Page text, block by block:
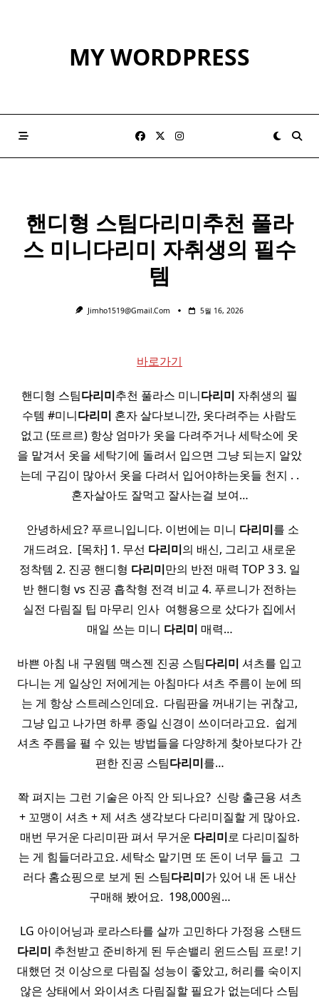
MY WORDPRESS
핸디형 스팀다리미추천 풀라
스 미니다리미 자취생의 필수
템
Jimho1519@gmail.com 5월 16, 2026
바로가기
핸디형 스팀다리미추천 풀라스 미니다리미 자취생의 필
수템 #미니다리미 혼자 살다보니깐, 옷다려주는 사람도
없고 (또르르) 항상 엄마가 옷을 다려주거나 세탁소에 옷
을 맡겨서 옷을 세탁기에 돌려서 입으면 그냥 되는지 알았
는데 구김이 많아서 옷을 다려서 입어야하는옷들 천지 . .
혼자살아도 잘먹고 잘사는걸 보여…
​ ​ 안녕하세요? 푸르니입니다. 이번에는 미니 다리미를 소
개드려요. ​ [목차] 1. 무선 다리미의 배신, 그리고 새로운
정착템 2. 진공 핸디형 다리미만의 반전 매력 TOP 3 3. 일
반 핸디형 vs 진공 흡착형 전격 비교 4. 푸르니가 전하는
실전 다림질 팁 마무리 인사 ​ 여행용으로 샀다가 집에서
매일 쓰는 미니 다리미 매력…
바쁜 아침 내 구원템 맥스젠 진공 스팀다리미 셔츠를 입고
다니는 게 일상인 저에게는 아침마다 셔츠 주름이 눈에 띄
는 게 항상 스트레스인데요. ​ 다림판을 꺼내기는 귀찮고,
그냥 입고 나가면 하루 종일 신경이 쓰이더라고요. ​ 쉽게
셔츠 주름을 펼 수 있는 방법들을 다양하게 찾아보다가 간
편한 진공 스팀다리미를…
쫙 펴지는 그런 기술은 아직 안 되나요? ​ 신랑 출근용 셔츠
+ 꼬맹이 셔츠 + 제 셔츠 생각보다 다리미질할 게 많아요.
매번 무거운 다리미판 펴서 무거운 다리미로 다리미질하
는 게 힘들더라고요. 세탁소 맡기면 또 돈이 너무 들고 ​ 그
러다 홈쇼핑으로 보게 된 스팀다리미가 있어 내 돈 내산
구매해 봤어요. ​ 198,000원…
​ LG 아이어닝과 로라스타를 살까 고민하다 가정용 스탠드
다리미 추천받고 준비하게 된 두손밸리 윈드스팀 프로! 기
대했던 것 이상으로 다림질 성능이 좋았고, 허리를 숙이지
않은 상태에서 와이셔츠 다림질할 필요가 없는데다 스팀